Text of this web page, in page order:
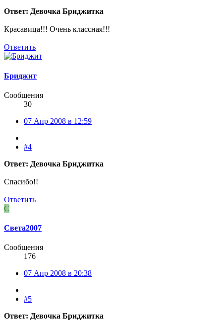
Ответ: Девочка Бриджитка
Красавица!!! Очень классная!!!
Ответить
Бриджит
Сообщения
30
07 Апр 2008 в 12:59
#4
Ответ: Девочка Бриджитка
Спасибо!!
Ответить
С
Света2007
Сообщения
176
07 Апр 2008 в 20:38
#5
Ответ: Девочка Бриджитка